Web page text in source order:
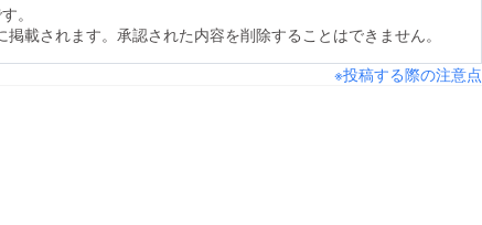
。
載されます。承認された内容を削除することはできません。
※投稿する際の注意点